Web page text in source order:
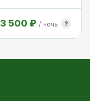
3 500 ₽ / ночь ?